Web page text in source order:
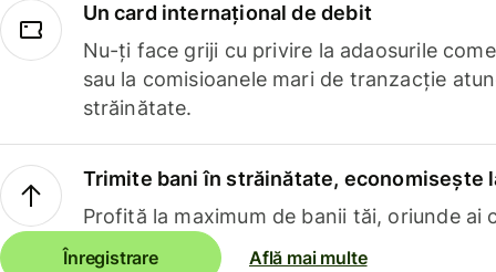
Un card internațional de debit
Nu-ți face griji cu privire la adaosurile
sau la comisioanele mari de tranzacție
străinătate.
Trimite bani în străinătate, economisește
Profită la maximum de banii tăi, oriunde ai
Înregistrare Află mai multe